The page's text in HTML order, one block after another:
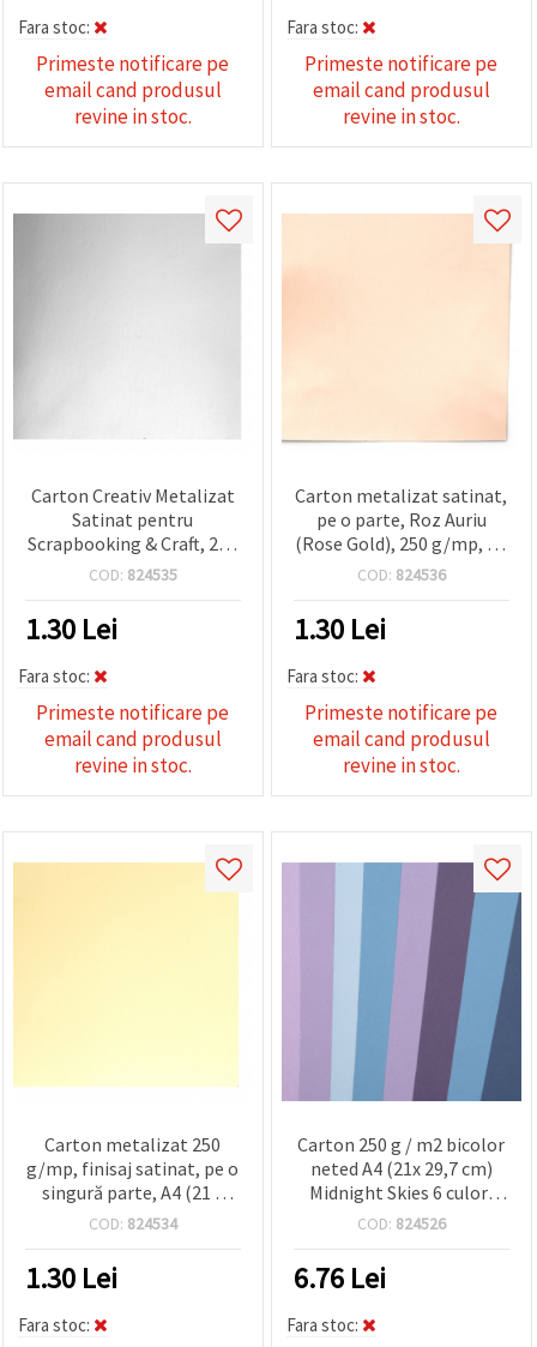
Fara stoc:
Primeste notificare pe
email cand produsul
revine in stoc.
Fara stoc:
Primeste notificare pe
email cand produsul
revine in stoc.
Carton Creativ Metalizat
Satinat pentru
Scrapbooking & Craft, 250
g/mp, A4 (21 x 29,7 cm),
– 1 bucată
COD: 824535
1.30 Lei
Fara stoc:
Primeste notificare pe
email cand produsul
revine in stoc.
Carton metalizat satinat,
pe o parte, Roz Auriu
(Rose Gold), 250 g/mp, A4
(21 x 29,7 cm) – 1 bucată
COD: 824536
1.30 Lei
Fara stoc:
Primeste notificare pe
email cand produsul
revine in stoc.
Carton metalizat 250
g/mp, finisaj satinat, pe o
singură parte, A4 (21 x
29,7 cm), auriu - 1 bucată
COD: 824534
1.30 Lei
Fara stoc:
Carton 250 g / m2 bicolor
neted A4 (21x 29,7 cm)
Midnight Skies 6 culori
gama albastru-violet -8
COD: 824526
6.76 Lei
Fara stoc: